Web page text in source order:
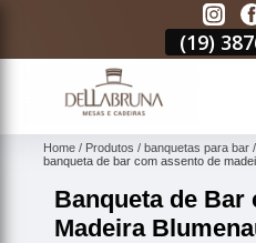
(19)
Home Produtos banquetas para bar
banqueta de bar com assento de
Banqueta de Bar
Madeira